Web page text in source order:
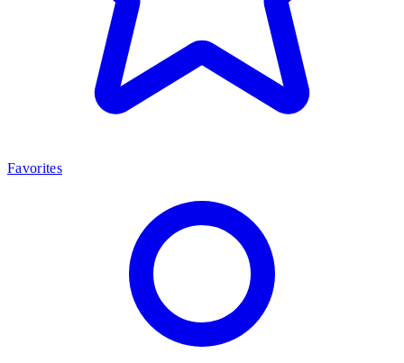
Favorites